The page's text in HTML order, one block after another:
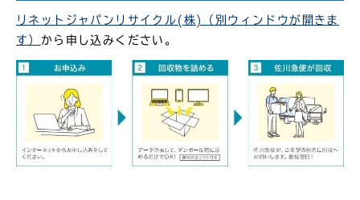
リネットジャパンリサイクル(株)（別ウィンドウが開きま
す） から申し込みください。